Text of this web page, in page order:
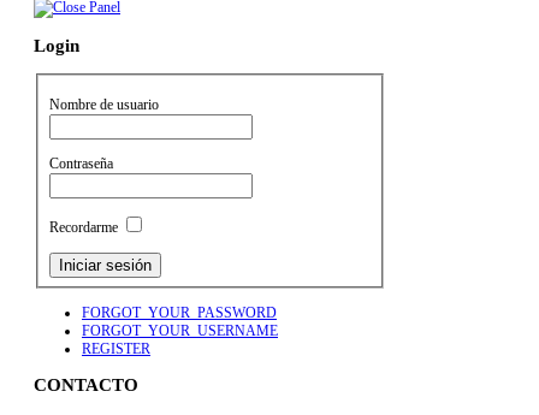
Login
Nombre de usuario
Contraseña
Recordarme
FORGOT_YOUR_PASSWORD
FORGOT_YOUR_USERNAME
REGISTER
CONTACTO